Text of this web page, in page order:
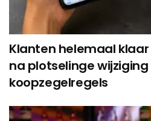
Klanten helemaal
na plotselinge
koopzegelregels